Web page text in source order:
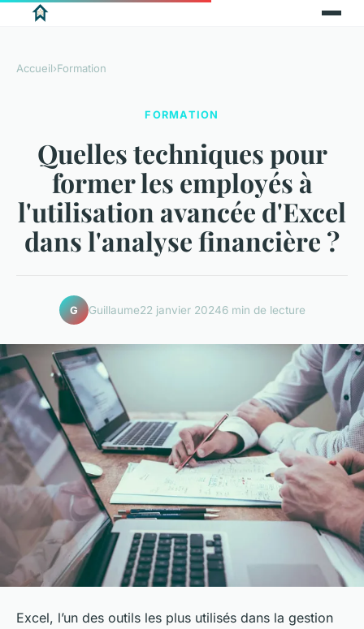
Accueil›Formation
FORMATION
Quelles techniques pour
former les employés à
l'utilisation avancée d'Excel
dans l'analyse financière ?
G Guillaume22 janvier 20246 min de lecture
Excel, l’un des outils les plus utilisés dans la gestion